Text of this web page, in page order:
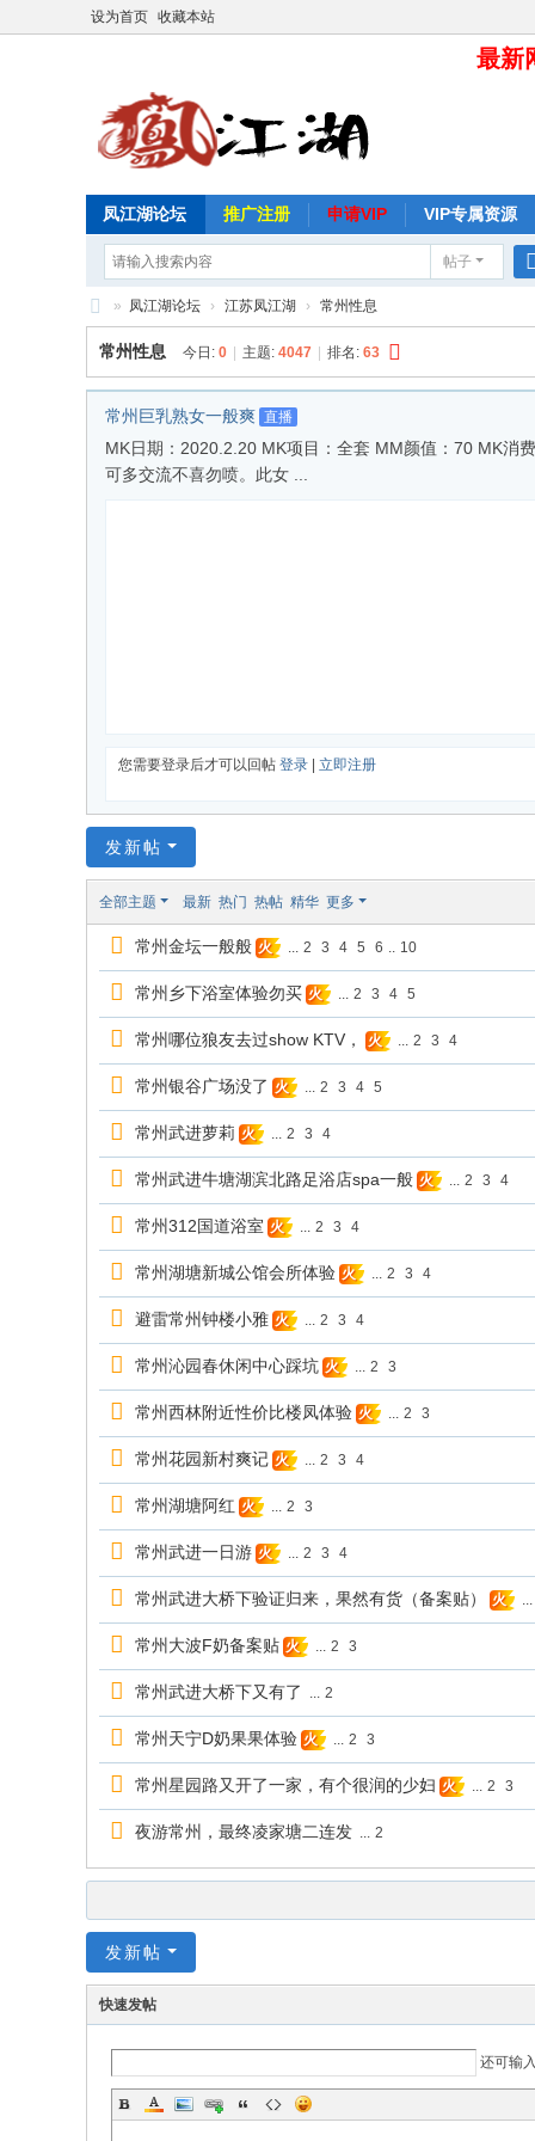
设为首页 收藏本站
最新
凤江湖论坛 推广注册 申请VIP VIP专属资源
帖子
凤
江
» 凤江湖论坛 › 江苏凤江湖 › 常州性息
常州性息 今日: 0 主题: 4047 排名: 63
常州巨乳熟女一般爽 直播
MK日期：2020.2.20 MK项目：全套 MM颜值：70 MK消
可多交流不喜勿喷。此女 ...
您需要登录后才可以回帖 登录 立即注册
发新帖
全部主题 最新 热门 热帖 精华 更多
常州金坛一般般 火 ... 2 3 4 5 6 .. 10
常州乡下浴室体验勿买 火 ... 2 3 4 5
常州哪位狼友去过show KTV， 火 ... 2 3 4
常州银谷广场没了 火 ... 2 3 4 5
常州武进萝莉 火 ... 2 3 4
常州武进牛塘湖滨北路足浴店spa一般 火 ... 2 3 4
常州312国道浴室 火 ... 2 3 4
常州湖塘新城公馆会所体验 火 ... 2 3 4
避雷常州钟楼小雅 火 ... 2 3 4
常州沁园春休闲中心踩坑 火 ... 2 3
常州西林附近性价比楼凤体验 火 ... 2 3
常州花园新村爽记 火 ... 2 3 4
常州湖塘阿红 火 ... 2 3
常州武进一日游 火 ... 2 3 4
常州武进大桥下验证归来，果然有货（备案贴） 火 ...
常州大波F奶备案贴 火 ... 2 3
常州武进大桥下又有了 ... 2
常州天宁D奶果果体验 火 ... 2 3
常州星园路又开了一家，有个很润的少妇 火 ... 2 3
夜游常州，最终凌家塘二连发 ... 2
发新帖
快速发帖
还可输入